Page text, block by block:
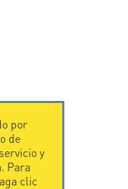
por
de
y
Para
clic